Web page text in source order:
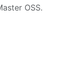
OSS.